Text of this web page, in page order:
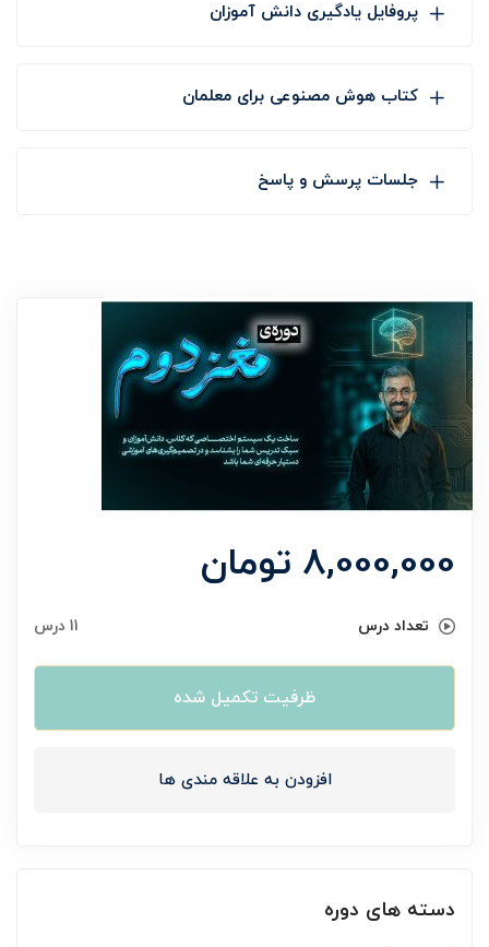
پروفایل یادگیری دانش آموزان
کتاب هوش مصنوعی برای معلمان
جلسات پرسش و پاسخ
8,000,000 تومان
تعداد درس 11 درس
ظرفیت تکمیل شده
افزودن به علاقه مندی ها
دسته های دوره